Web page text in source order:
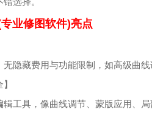
业修图软件)亮点
无隐藏费用与功能限制，如高级曲
辑工具，像曲线调节、蒙版应用、